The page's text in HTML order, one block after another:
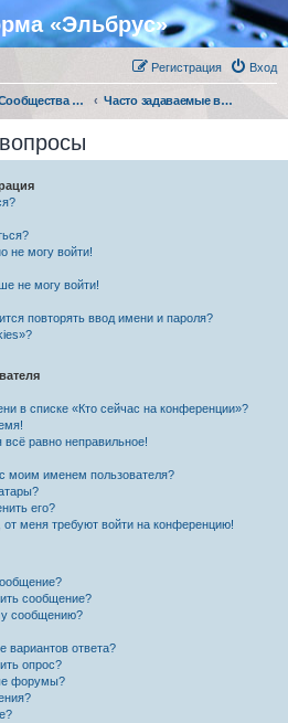
«Эльбрус»
Вход
Регистрация
Форум Сообщества Эльбрус Часто задаваемые вопросы
не могу войти!
не могу войти!
повторять ввод имени и пароля?
в списке «Кто сейчас на конференции»?
равно неправильное!
моим именем пользователя?
его?
меня требуют войти на конференцию!
сообщение?
сообщению?
вариантов ответа?
опрос?
форумы?